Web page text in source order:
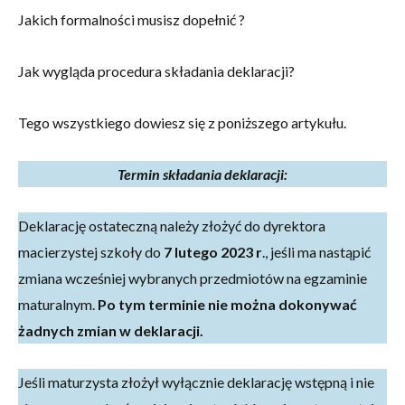
Jakich formalności musisz dopełnić ?
Jak wygląda procedura składania deklaracji?
Tego wszystkiego dowiesz się z poniższego artykułu.
Termin składania deklaracji:
Deklarację ostateczną należy złożyć do dyrektora
macierzystej szkoły do 7 lutego 2023 r ., jeśli ma nastąpić
zmiana wcześniej wybranych przedmiotów na egzaminie
maturalnym. Po tym terminie nie można dokonywać
żadnych zmian w deklaracji.
Jeśli maturzysta złożył wyłącznie deklarację wstępną i nie